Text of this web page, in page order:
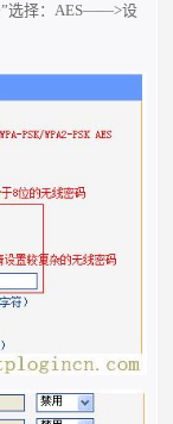
”选择：AES——>设